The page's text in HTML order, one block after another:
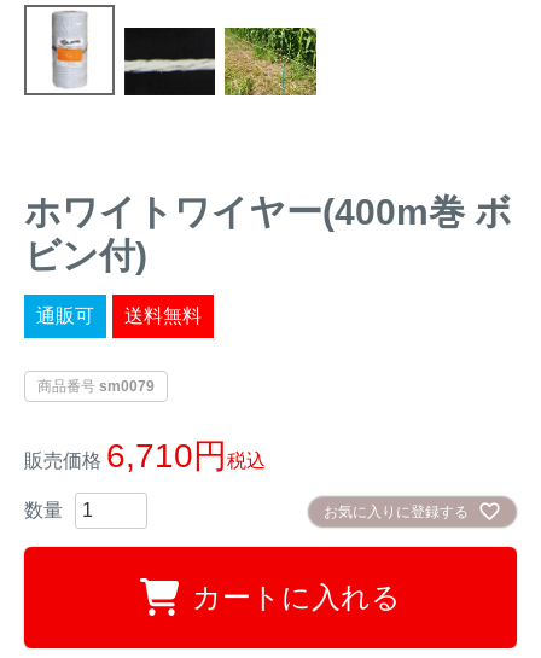
ホワイトワイヤー(400m巻 ボ
ビン付)
通販可 送料無料
商品番号 sm0079
販売価格 6,710 税込
お気に入りに登録する
カートに入れる
ICT・IoT機器
知・遠隔監視）
金網柵（ワイヤーメッシ
苗木食害防止材
対象動物から選ぶ
シカ対策 タイワンリス対策
マングース対策